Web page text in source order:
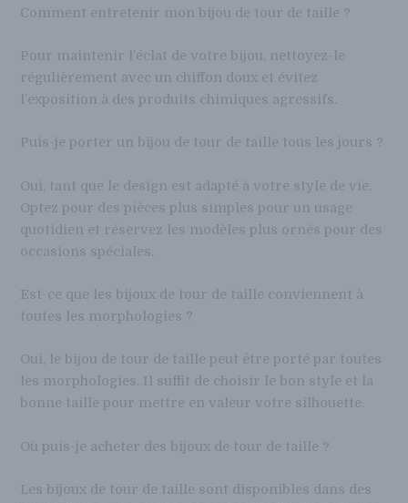
Comment entretenir mon bijou de tour de taille ?
Pour maintenir l’éclat de votre bijou, nettoyez-le
régulièrement avec un chiffon doux et évitez
l’exposition à des produits chimiques agressifs.
Puis-je porter un bijou de tour de taille tous les jours ?
Oui, tant que le design est adapté à votre style de vie.
Optez pour des pièces plus simples pour un usage
quotidien et réservez les modèles plus ornés pour des
occasions spéciales.
Est-ce que les bijoux de tour de taille conviennent à
toutes les morphologies ?
Oui, le bijou de tour de taille peut être porté par toutes
les morphologies. Il suffit de choisir le bon style et la
bonne taille pour mettre en valeur votre silhouette.
Où puis-je acheter des bijoux de tour de taille ?
Les bijoux de tour de taille sont disponibles dans des